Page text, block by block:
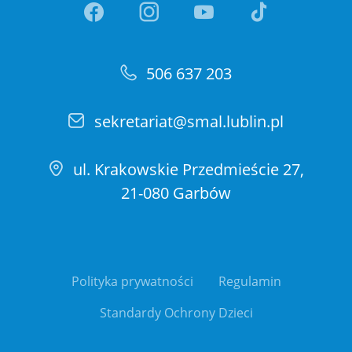
Link otwiera sie w nowej
Link otwiera sie w
Link otwiera
506 637 203
sekretariat@smal.lublin.pl
ul. Krakowskie Przedmieście 27,
21-080 Garbów
Polityka prywatności
Regulamin
Standardy Ochrony Dzieci